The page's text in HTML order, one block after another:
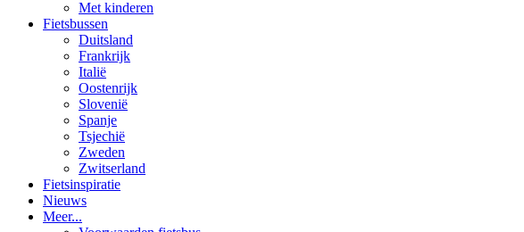
Met kinderen
Fietsbussen
Duitsland
Frankrijk
Italië
Oostenrijk
Slovenië
Spanje
Tsjechië
Zweden
Zwitserland
Fietsinspiratie
Nieuws
Meer...